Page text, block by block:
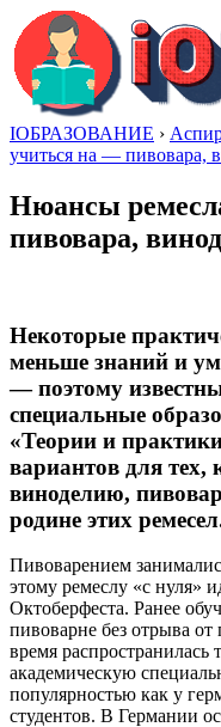
IОБРАЗОВАНИЕ ›
учиться на — пивовара,
Нюансы
пивовара,
Некоторые
меньше знаний и
— поэтому
специальные
«Теории и
вариантов для тех,
виноделию,
родине этих
Пивоварением
этому ремеслу «с нуля»
Октоберфеста. Ранее
пивоварне без отрыва
время распространилась
академическую
популярностью как у
студентов. В Германии